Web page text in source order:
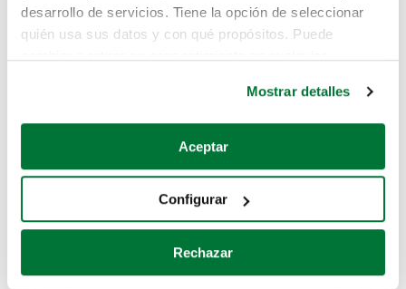
desarrollo de servicios. Tiene la opción de seleccionar
quién usa sus datos y con qué propósitos. Puede
Si lo permite, también quisiéramos:
Recopilar información sobre su ubicación geográfica
Identificar su dispositivo analizándolo activamente
para buscar características específicas (huellas
Obtenga más información sobre cómo se procesan sus
Mostrar detalles
Aceptar
Configurar
Rechazar
Pero puedes encontrar el coche que estás
buscando en alguno de estos enlaces:
Coches de segunda mano
Coches de km0